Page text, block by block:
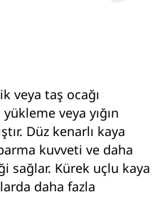
veya taş ocağı
veya yığın
Düz kenarlı kaya
kuvveti ve daha
sağlar. Kürek uçlu kaya
daha fazla